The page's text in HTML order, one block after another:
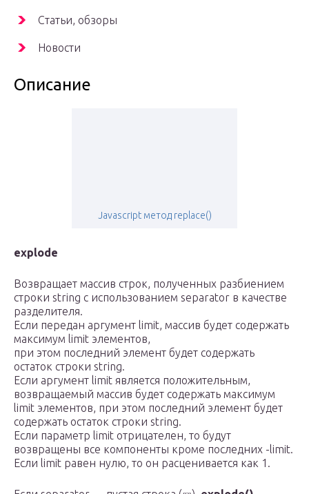
Статьи, обзоры
Новости
Описание
Javascript метод replace()
explode
Возвращает массив строк, полученных разбиением
строки string с использованием separator в качестве
разделителя.
Если передан аргумент limit, массив будет содержать
максимум limit элементов,
при этом последний элемент будет содержать
остаток строки string.
Если аргумент limit является положительным,
возвращаемый массив будет содержать максимум
limit элементов, при этом последний элемент будет
содержать остаток строки string.
Если параметр limit отрицателен, то будут
возвращены все компоненты кроме последних -limit.
Если limit равен нулю, то он расценивается как 1.